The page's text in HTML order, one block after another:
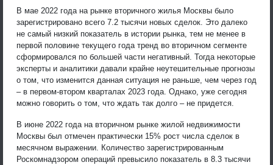
В мае 2022 года на рынке вторичного жилья Москвы было
зарегистрировано всего 7.2 тысячи новых сделок. Это далеко
не самый низкий показатель в истории рынка, тем не менее в
первой половине текущего года тренд во вторичном сегменте
сформировался по большей части негативный. Тогда некоторые
эксперты и аналитики давали крайне неутешительные прогнозы
о том, что изменится данная ситуация не раньше, чем через год
– в первом-втором кварталах 2023 года. Однако, уже сегодня
можно говорить о том, что ждать так долго – не придется.
В июне 2022 года на вторичном рынке жилой недвижимости
Москвы был отмечен практически 15% рост числа сделок в
месячном выражении. Количество зарегистрированным
Роскомнадзором операций превысило показатель в 8.3 тысячи